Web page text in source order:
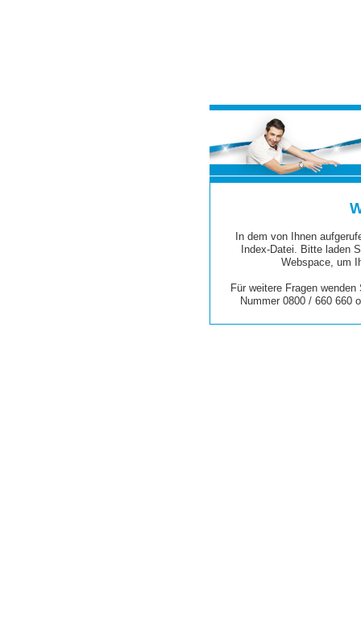
In dem von Ihnen
Index-Datei. Bitte laden
Webspace, um
Für weitere Fragen
Nummer 0800 / 660 660